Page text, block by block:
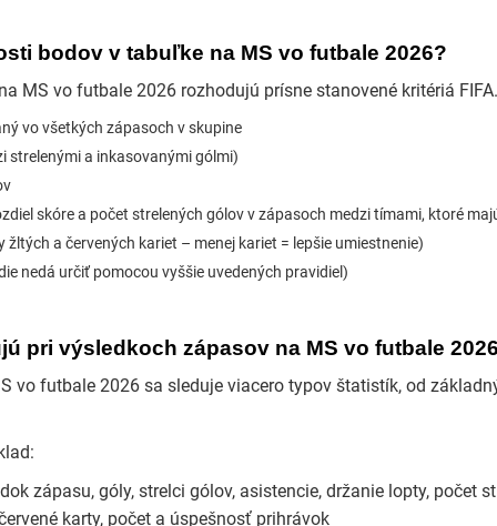
bodov v tabuľke na MS vo futbale 2026?
MS vo futbale 2026 rozhodujú prísne stanovené kritériá FIFA.
vo všetkých zápasoch v skupine
strelenými a inkasovanými gólmi)
skóre a počet strelených gólov v zápasoch medzi tímami, ktoré
a červených kariet – menej kariet = lepšie umiestnenie)
nedá určiť pomocou vyššie uvedených pravidiel)
pri výsledkoch zápasov na MS vo futbale
vo futbale 2026 sa sleduje viacero typov štatistík, od
zápasu, góly, strelci gólov, asistencie, držanie lopty, počet
karty, počet a úspešnosť prihrávok